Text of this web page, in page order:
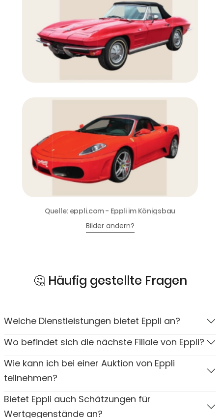
Quelle: eppli.com - Eppli im Königsbau
Bilder ändern?
🤔 Häufig gestellte Fragen
Welche Dienstleistungen bietet Eppli an?
Wo befindet sich die nächste Filiale von Eppli?
Wie kann ich bei einer Auktion von Eppli
teilnehmen?
Bietet Eppli auch Schätzungen für
Wertgegenstände an?